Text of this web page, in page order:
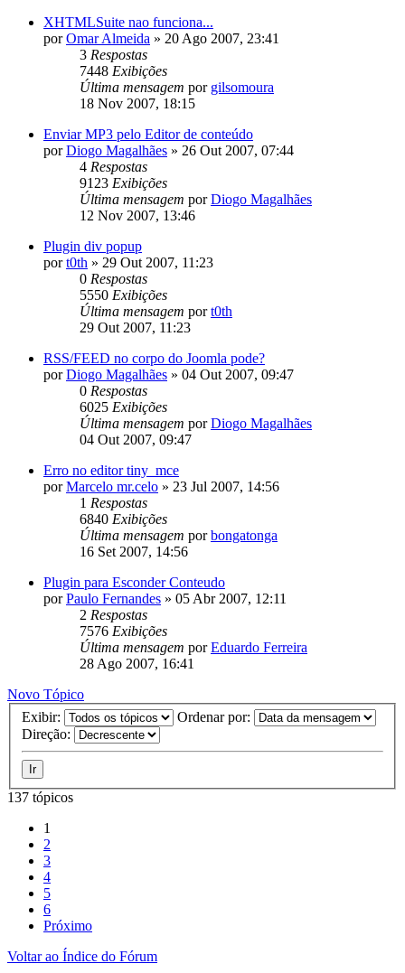
XHTMLSuite nao funciona...
porOmar Almeida » 20 Ago 2007, 23:41
3 Respostas
7448 Exibições
Última mensagem por gilsomoura
18 Nov 2007, 18:15
Enviar MP3 pelo Editor de conteúdo
porDiogo Magalhães » 26 Out 2007, 07:44
4 Respostas
9123 Exibições
Última mensagem porDiogo Magalhães
12 Nov 2007, 13:46
Plugin div popup
port0th » 29 Out 2007, 11:23
0 Respostas
5550 Exibições
Última mensagem port0th
29 Out 2007, 11:23
RSS/FEED no corpo do Joomla pode?
porDiogo Magalhães » 04 Out 2007, 09:47
0 Respostas
6025 Exibições
Última mensagem porDiogo Magalhães
04 Out 2007, 09:47
Erro no editor tiny_mce
porMarcelo mr.celo » 23 Jul 2007, 14:56
1 Respostas
6840 Exibições
Última mensagem porbongatonga
16 Set 2007, 14:56
Plugin para Esconder Conteudo
porPaulo Fernandes » 05 Abr 2007, 12:11
2 Respostas
7576 Exibições
Última mensagem porEduardo Ferreira
28 Ago 2007, 16:41
Novo Tópico
Exibir:
Ordenar por:
Direção:
137 tópicos
1
2
3
4
5
6
Próximo
Voltar ao Índice do Fórum